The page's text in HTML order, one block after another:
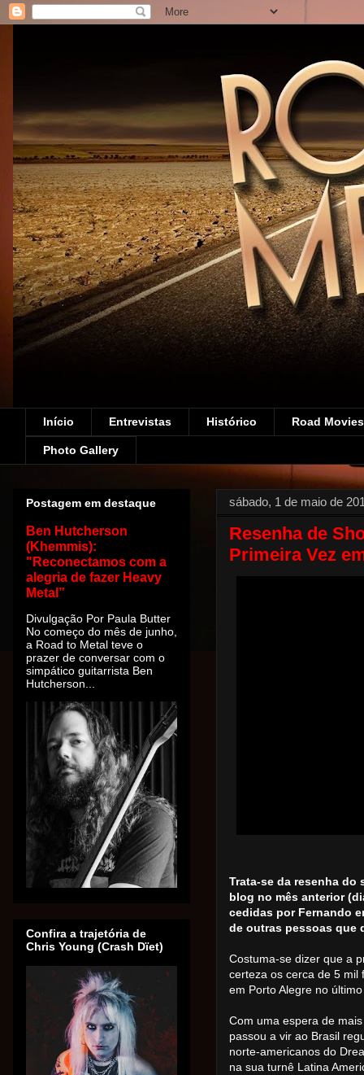
Início Entrevistas Histórico Road
Photo Gallery
sábado, 1 de maio de
Resenha de
Primeira Vez
Trata-se da resenha do
blog no mês anterior
cedidas por Fernando
de outras pessoas que
Costuma-se dizer que a
certeza os cerca de 5 mil
em Porto Alegre no
Com uma espera de
passou a vir ao Brasil
norte-americanos do
na sua turnê Latina
Postagem em destaque
Ben Hutcherson
(Khemmis):
"Reconectamos com a
alegria de fazer Heavy
Metal”
Divulgação Por Paula Butter
No começo do mês de junho,
a Road to Metal teve o
prazer de conversar com o
simpático guitarrista Ben
Hutcherson...
Confira a trajetória de
Chris Young (Crash Dïet)